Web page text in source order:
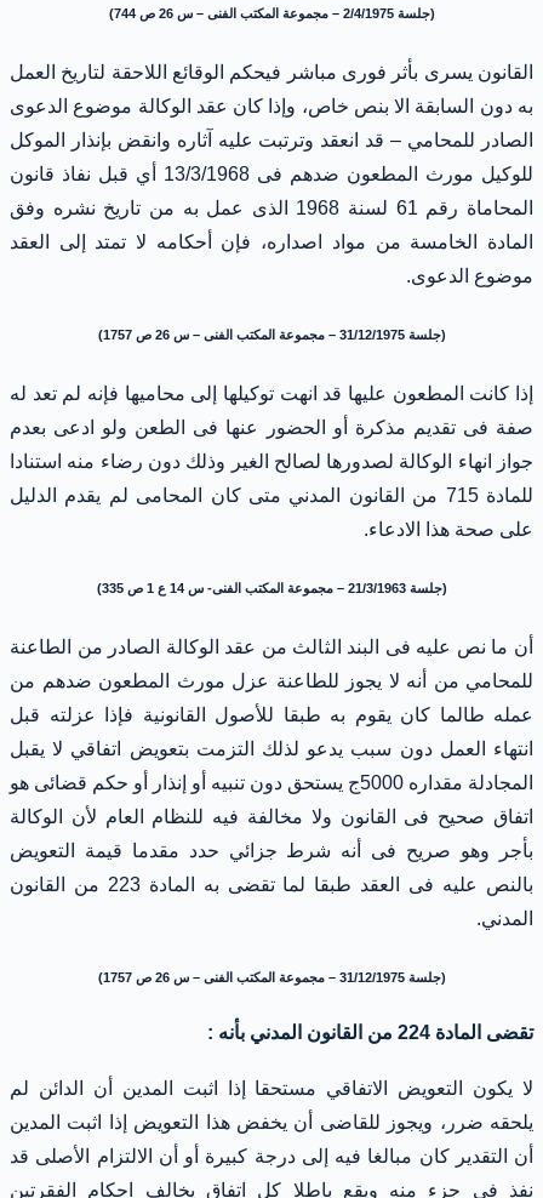
(جلسة 2/4/1975 – مجموعة المكتب الفنى – س 26 ص 744)
القانون يسرى بأثر فورى مباشر فيحكم الوقائع اللاحقة لتاريخ العمل
به دون السابقة الا بنص خاص، وإذا كان عقد الوكالة موضوع الدعوى
الصادر للمحامي – قد انعقد وترتبت عليه آثاره وانقض بإنذار الموكل
للوكيل مورث المطعون ضدهم فى 13/3/1968 أي قبل نفاذ قانون
المحاماة رقم 61 لسنة 1968 الذى عمل به من تاريخ نشره وفق
المادة الخامسة من مواد اصداره، فإن أحكامه لا تمتد إلى العقد
موضوع الدعوى.
(جلسة 31/12/1975 – مجموعة المكتب الفنى – س 26 ص 1757)
إذا كانت المطعون عليها قد انهت توكيلها إلى محاميها فإنه لم تعد له
صفة فى تقديم مذكرة أو الحضور عنها فى الطعن ولو ادعى بعدم
جواز انهاء الوكالة لصدورها لصالح الغير وذلك دون رضاء منه استنادا
للمادة 715 من القانون المدني متى كان المحامى لم يقدم الدليل
على صحة هذا الادعاء.
(جلسة 21/3/1963 – مجموعة المكتب الفنى- س 14 ع 1 ص 335)
أن ما نص عليه فى البند الثالث من عقد الوكالة الصادر من الطاعنة
للمحامي من أنه لا يجوز للطاعنة عزل مورث المطعون ضدهم من
عمله طالما كان يقوم به طبقا للأصول القانونية فإذا عزلته قبل
انتهاء العمل دون سبب يدعو لذلك التزمت بتعويض اتفاقي لا يقبل
المجادلة مقداره 5000ج يستحق دون تنبيه أو إنذار أو حكم قضائى هو
اتفاق صحيح فى القانون ولا مخالفة فيه للنظام العام لأن الوكالة
بأجر وهو صريح فى أنه شرط جزائي حدد مقدما قيمة التعويض
بالنص عليه فى العقد طبقا لما تقضى به المادة 223 من القانون
المدني.
(جلسة 31/12/1975 – مجموعة المكتب الفنى – س 26 ص 1757)
تقضى المادة 224 من القانون المدني بأنه :
لا يكون التعويض الاتفاقي مستحقا إذا اثبت المدين أن الدائن لم
يلحقه ضرر، ويجوز للقاضى أن يخفض هذا التعويض إذا اثبت المدين
أن التقدير كان مبالغا فيه إلى درجة كبيرة أو أن الالتزام الأصلى قد
نفذ فى جزء منه ويقع باطلا كل اتفاق يخالف احكام الفقرتين